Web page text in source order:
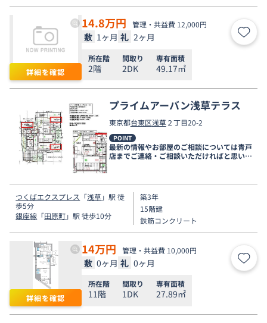
詳細を確認
14.8万円 管理・共益費 12,000円
敷 1ヶ月 礼 2ヶ月 お気
所在階
2階
間取り
2DK
専有面積
49.17㎡
プライムアーバン浅草テラス
東京都台東区浅草２丁目20-2
POINT
最新の情報やお部屋のご相談については青戸
店までご連絡・ご相談いただければと思いま
つくばエクスプレス 「浅草」駅 徒
歩5分
銀座線 「田原町」駅 徒歩10分
築3年
15階建
鉄筋コンクリート
詳細を確認
14万円 管理・共益費 10,000円
敷 0ヶ月 礼 0ヶ月 お気
所在階
11階
間取り
1DK
専有面積
27.89㎡